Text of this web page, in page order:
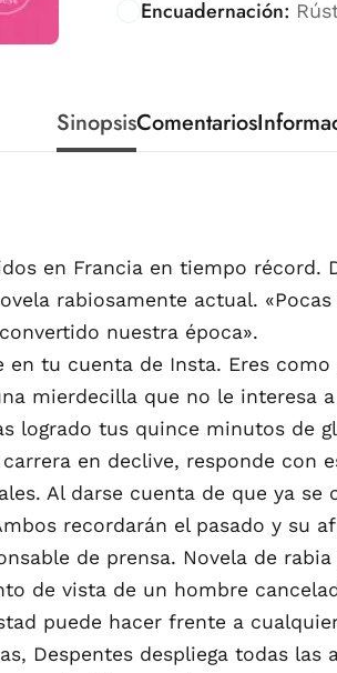
Encuadernación:
SinopsisComentarios
en Francia en tiempo récord.
rabiosamente actual.
nuestra época».
en tu cuenta de Insta. Eres
mierdecilla que no le
logrado tus quince minutos de
en declive, responde con
Al darse cuenta de que ya
recordarán el pasado y su
de prensa. Novela de
de vista de un hombre
puede hacer frente a
Despentes despliega todas las